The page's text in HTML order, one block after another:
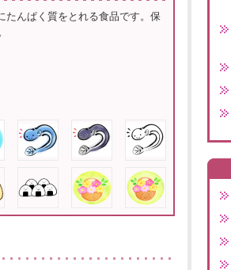
たんぱく質をとれる食品です。保